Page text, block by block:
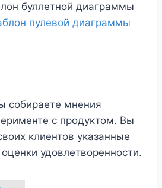
буллетной диаграммы
пулевой диаграммы
собираете мнения
с продуктом. Вы
клиентов указанные
удовлетворенности.